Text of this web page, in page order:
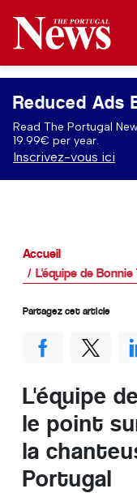
Reduced Ads
Read The Portugal
19.99€ per year.
Inscrivez-vous ici
Accueil
L'équipe de
L'équipe
le point
la
Portugal
Partagez cet article